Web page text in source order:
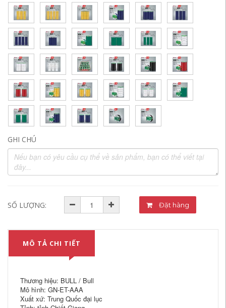
GHI CHÚ
SỐ LƯỢNG: Đặt hàng
MÔ TẢ CHI TIẾT
Thương hiệu: BULL / Bull
Mô hình: GN-ET-AAA
Xuất xứ: Trung Quốc đại lục